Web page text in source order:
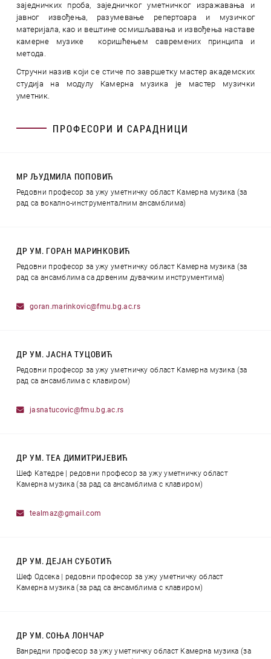
заједничких проба, заједничког уметничког изражавања и
јавног извођења, разумевање репертоара и музичког
материјала, као и вештине осмишљавања и извођења наставе
камерне музике коришћењем савремених принципа и
метода.
Стручни назив који се стиче по завршетку мастер академских
студија на модулу Камерна музика је мастер музички
уметник.
ПРОФЕСОРИ И САРАДНИЦИ
МР ЉУДМИЛА ПОПОВИЋ
Редовни професор за ужу уметничку област Камерна музика (за
рад са вокално-инструменталним ансамблима)
ДР УМ. ГОРАН МАРИНКОВИЋ
Редовни професор за ужу уметничку област Камерна музика (за
рад са ансамблима са дрвеним дувачким инструментима)
goran.marinkovic@fmu.bg.ac.rs
ДР УМ. ЈАСНА ТУЦОВИЋ
Редовни професор за ужу уметничку област Камерна музика (за
рад са ансамблима с клавиром)
jasnatucovic@fmu.bg.ac.rs
ДР УМ. ТЕА ДИМИТРИЈЕВИЋ
Шеф Катедре | редовни професор за ужу уметничку област
Камерна музика (за рад са ансамблима с клавиром)
tealmaz@gmail.com
ДР УМ. ДЕЈАН СУБОТИЋ
Шеф Одсека | редовни професор за ужу уметничку област
Камерна музика (за рад са ансамблима с клавиром)
ДР УМ. СОЊА ЛОНЧАР
Ванредни професор за ужу уметничку област Камерна музика (за